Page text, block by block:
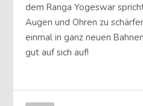
dem Ranga Yogeswar
Augen und Ohren zu
einmal in ganz neuen
gut auf sich auf!